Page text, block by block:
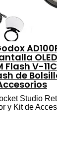
Flash V-
de
Studio
y Kit de